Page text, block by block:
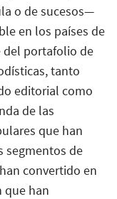
o de sucesos—
en los países de
del portafolio de
tanto
editorial como
de las
que han
segmentos de
convertido en
que han